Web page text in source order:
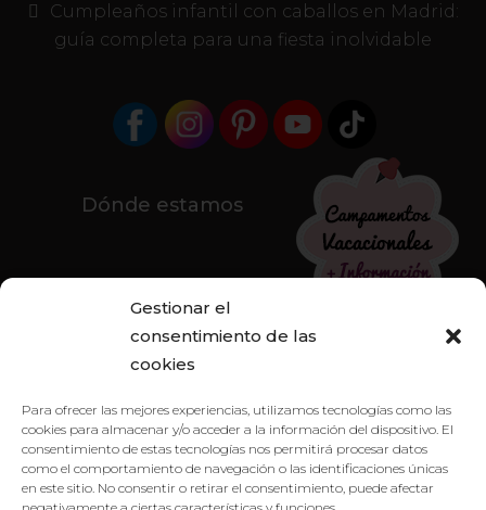
Gestionar el
consentimiento de las
cookies
Para ofrecer las mejores experiencias, utilizamos tecnologías como las
cookies para almacenar y/o acceder a la información del dispositivo. El
consentimiento de estas tecnologías nos permitirá procesar datos
como el comportamiento de navegación o las identificaciones únicas
en este sitio. No consentir o retirar el consentimiento, puede afectar
Cumpleaños infantil con caballos en Madrid:
guía completa para una fiesta inolvidable
Dónde estamos